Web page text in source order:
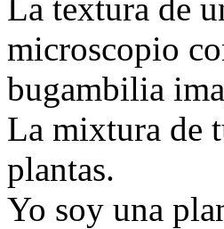
La textura de
microscopio
bugambilia
La mixtura de
plantas.
Yo soy una